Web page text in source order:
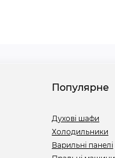
Популярне
Духові шафи
Холодильники
Варильні панелі